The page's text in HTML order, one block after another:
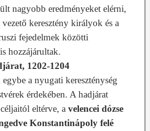
nagyobb eredményeket elérni,
keresztény királyok és a
fejedelmek közötti
hozzájárultak.
1202-1204
a nyugati kereszténység
érdekében. A hadjárat
eltérve, a velencei dózse
Konstantinápoly felé